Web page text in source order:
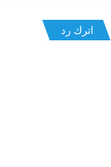
اترك رد